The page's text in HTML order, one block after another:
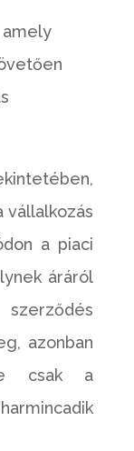
a piaci
áráról
azonban
csak a